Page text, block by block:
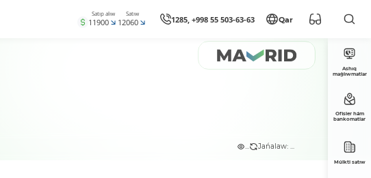
Satıp alıw
11900
Satıw
12060 1285, +998 55 503-63-63 Qar
... Jańalaw: ...
Ashıq
maǵlıwmatlar
Ofisler hám
bankomatlar
Múlkti satıw